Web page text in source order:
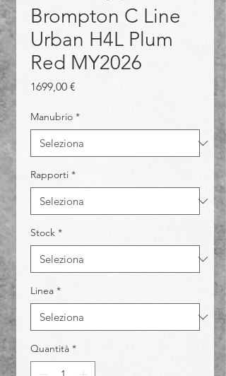
Brompton C Line
Urban H4L Plum
Red MY2026
1699,00 €
Manubrio *
Rapporti *
Stock *
Linea *
Quantità *